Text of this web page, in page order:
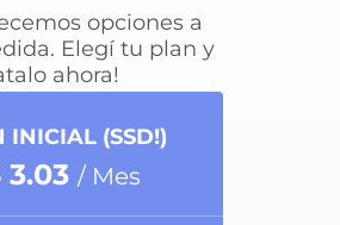
opciones a
Elegí tu plan y
ahora!
INICIAL (SSD!)
3.03 / Mes